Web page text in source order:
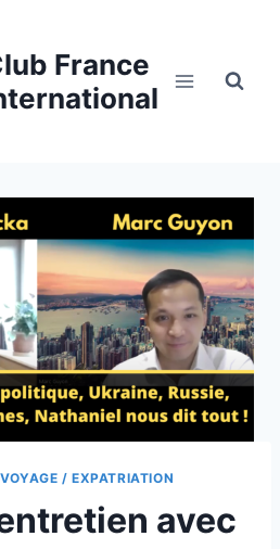
France
VOYAGE / EXPATRIATION
avec